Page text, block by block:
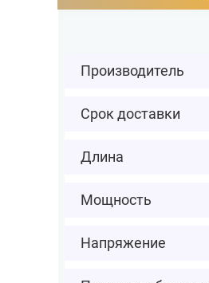
Производитель
Срок доставки
Длина
Мощность
Напряжение